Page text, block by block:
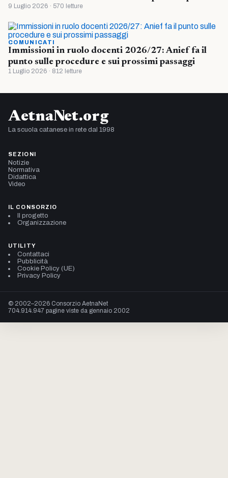
9 Luglio 2026 · 570 letture
COMUNICATI
Immissioni in ruolo docenti 2026/27: Anief fa il
punto sulle procedure e sui prossimi passaggi
1 Luglio 2026 · 812 letture
AetnaNet.org
La scuola catanese in rete dal 1998
SEZIONI
Notizie
Normativa
Didattica
Video
IL CONSORZIO
Il progetto
Organizzazione
UTILITY
Contattaci
Pubblicità
Cookie Policy (UE)
Privacy Policy
© 2002–2026 Consorzio AetnaNet
704.914.947 pagine viste da gennaio 2002